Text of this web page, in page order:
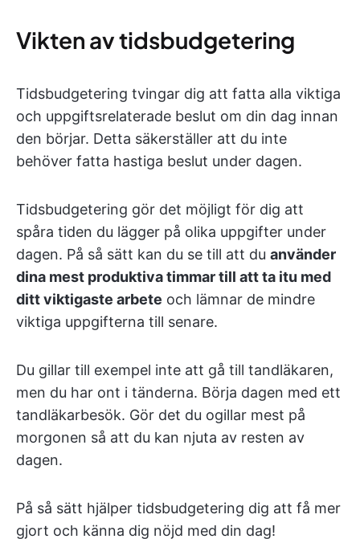
Vikten av tidsbudgetering
Tidsbudgetering tvingar dig att fatta alla viktiga
och uppgiftsrelaterade beslut om din dag innan
den börjar. Detta säkerställer att du inte
behöver fatta hastiga beslut under dagen.
Tidsbudgetering gör det möjligt för dig att
spåra tiden du lägger på olika uppgifter under
dagen. På så sätt kan du se till att du använder
dina mest produktiva timmar till att ta itu med
ditt viktigaste arbete och lämnar de mindre
viktiga uppgifterna till senare.
Du gillar till exempel inte att gå till tandläkaren,
men du har ont i tänderna. Börja dagen med ett
tandläkarbesök. Gör det du ogillar mest på
morgonen så att du kan njuta av resten av
dagen.
På så sätt hjälper tidsbudgetering dig att få mer
gjort och känna dig nöjd med din dag!